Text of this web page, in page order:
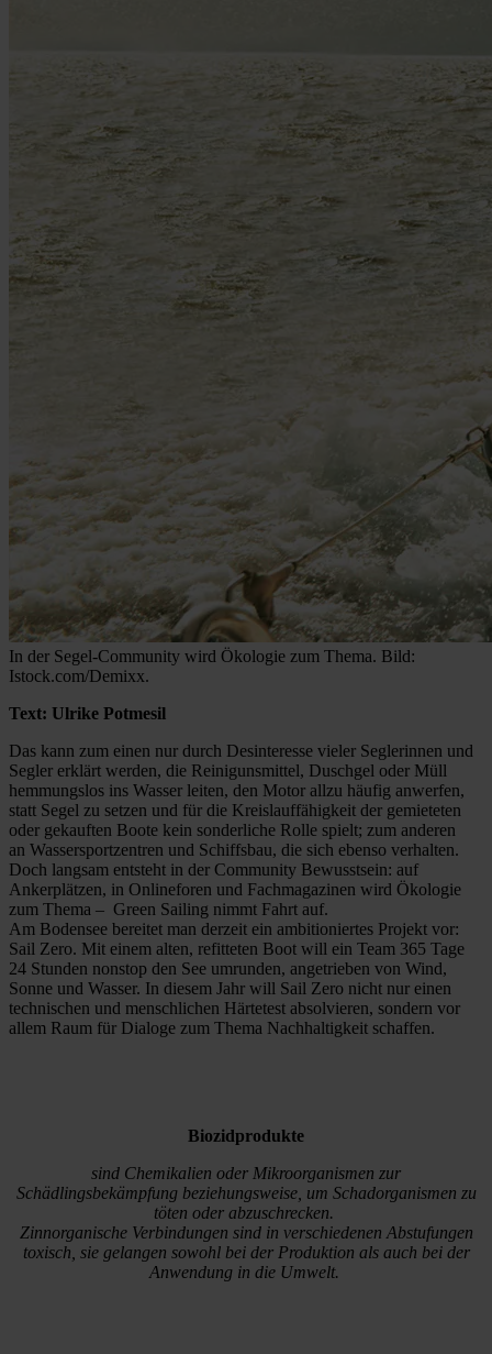
In der Segel-Community wird Ökologie zum Thema. Bild:
Istock.com/Demixx.
Text: Ulrike Potmesil
Das kann zum einen nur durch Desinteresse vieler Seglerinnen und
Segler erklärt werden, die Reinigunsmittel, Duschgel oder Müll
hemmungslos ins Wasser leiten, den Motor allzu häufig anwerfen,
statt Segel zu setzen und für die Kreislauffähigkeit der gemieteten
oder gekauften Boote kein sonderliche Rolle spielt; zum anderen
an Wassersportzentren und Schiffsbau, die sich ebenso verhalten.
Doch langsam entsteht in der Community Bewusstsein: auf
Ankerplätzen, in Onlineforen und Fachmagazinen wird Ökologie
zum Thema – Green Sailing nimmt Fahrt auf.
Am Bodensee bereitet man derzeit ein ambitioniertes Projekt vor:
Sail Zero. Mit einem alten, refitteten Boot will ein Team 365 Tage
24 Stunden nonstop den See umrunden, angetrieben von Wind,
Sonne und Wasser. In diesem Jahr will Sail Zero nicht nur einen
technischen und menschlichen Härtetest absolvieren, sondern vor
allem Raum für Dialoge zum Thema Nachhaltigkeit schaffen.
Biozidprodukte
sind Chemikalien oder Mikroorganismen zur
Schädlingsbekämpfung beziehungsweise, um Schadorganismen zu
töten oder abzuschrecken.
Zinnorganische Verbindungen sind in verschiedenen Abstufungen
toxisch, sie gelangen sowohl bei der Produktion als auch bei der
Anwendung in die Umwelt.